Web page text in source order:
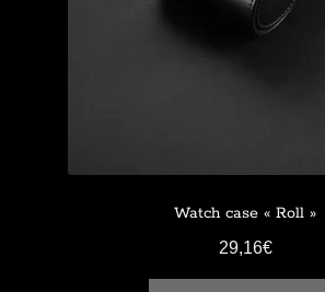
Watch case « Roll »
29,16€